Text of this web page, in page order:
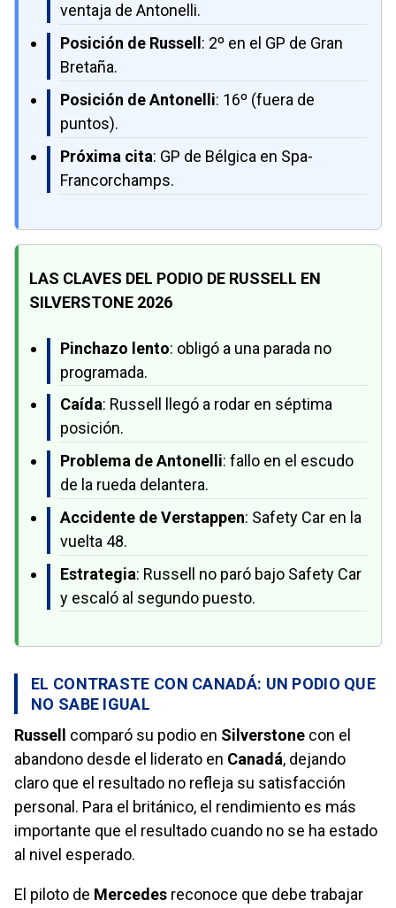
ventaja de Antonelli.
Posición de Russell : 2º en el GP de Gran
Bretaña.
Posición de Antonelli: 16º (fuera de
puntos).
Próxima cita: GP de Bélgica en Spa-
Francorchamps.
LAS CLAVES DEL PODIO DE RUSSELL EN
SILVERSTONE 2026
Pinchazo lento: obligó a una parada no
programada.
Caída: Russell llegó a rodar en séptima
posición.
Problema de Antonelli: fallo en el escudo
de la rueda delantera.
Accidente de Verstappen: Safety Car en la
vuelta 48.
Estrategia: Russell no paró bajo Safety Car
y escaló al segundo puesto.
EL CONTRASTE CON CANADÁ: UN PODIO QUE
NO SABE IGUAL
Russell
comparó su podio en Silverstone con el
abandono desde el liderato en Canadá, dejando
claro que el resultado no refleja su satisfacción
personal. Para el británico, el rendimiento es más
importante que el resultado cuando no se ha estado
al nivel esperado.
El piloto de Mercedes reconoce que debe trabajar